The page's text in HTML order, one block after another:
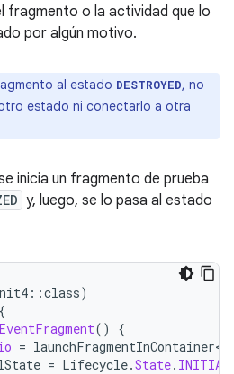
fragmento o la actividad que lo
por algún motivo.
al estado DESTROYED, no
estado ni conectarlo a otra
inicia un fragmento de prueba
y, luego, se lo pasa al estado
::class)
{
()
{
=
= Lifecycle.State.